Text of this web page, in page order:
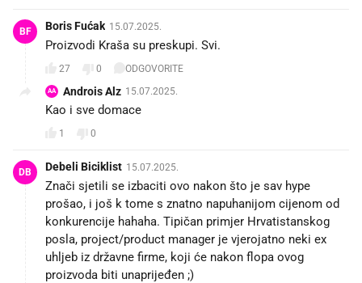
BF Boris Fućak 15.07.2025.
Proizvodi Kraša su preskupi. Svi.
27 0 ODGOVORITE
AA Androis Alz 15.07.2025.
Kao i sve domace
1 0
DB Debeli Biciklist 15.07.2025.
Znači sjetili se izbaciti ovo nakon što je sav hype
prošao, i još k tome s znatno napuhanijom cijenom od
konkurencije hahaha. Tipičan primjer Hrvatistanskog
posla, project/product manager je vjerojatno neki ex
uhljeb iz državne firme, koji će nakon flopa ovog
proizvoda biti unaprijeđen ;)